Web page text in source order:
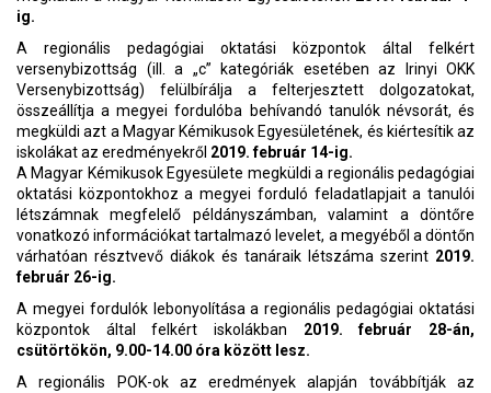
ig.
A regionális pedagógiai oktatási központok által felkért
versenybizottság (ill. a „c” kategóriák esetében az Irinyi OKK
Versenybizottság) felülbírálja a felterjesztett dolgozatokat,
összeállítja a megyei fordulóba behívandó tanulók névsorát, és
megküldi azt a Magyar Kémikusok Egyesületének, és kiértesítik az
iskolákat az eredményekről 2019. február 14-ig.
A Magyar Kémikusok Egyesülete megküldi a regionális pedagógiai
oktatási központokhoz a megyei forduló feladatlapjait a tanulói
létszámnak megfelelő példányszámban, valamint a döntőre
vonatkozó információkat tartalmazó levelet, a megyéből a döntőn
várhatóan résztvevő diákok és tanáraik létszáma szerint 2019.
február 26-ig.
A megyei fordulók lebonyolítása a regionális pedagógiai oktatási
központok által felkért iskolákban 2019. február 28-án,
csütörtökön, 9.00-14.00 óra között lesz.
A regionális POK-ok az eredmények alapján továbbítják az